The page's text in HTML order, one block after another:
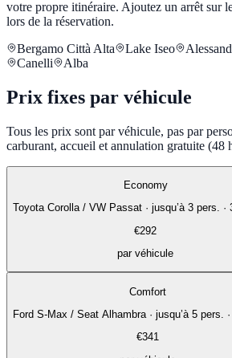
votre propre itinéraire. Ajoutez un arrêt sur
lors de la réservation.
Bergamo Città Alta
Lake Iseo
Canelli
Alba
Prix fixes par véhicule
Tous les prix sont par véhicule, pas par
carburant, accueil et annulation gratuite (48
Economy
Toyota Corolla / VW Passat · jusqu’à 3 pers. ·
€292
par véhicule
Comfort
Ford S-Max / Seat Alhambra · jusqu’à 5 pers.
€341